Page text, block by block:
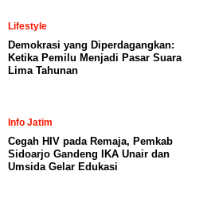
Lifestyle
Demokrasi yang Diperdagangkan:
Ketika Pemilu Menjadi Pasar Suara
Lima Tahunan
Info Jatim
Cegah HIV pada Remaja, Pemkab
Sidoarjo Gandeng IKA Unair dan
Umsida Gelar Edukasi